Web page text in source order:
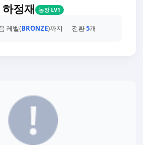
하정재 농장 LV1
레벨(BRONZE)까지 전환5개